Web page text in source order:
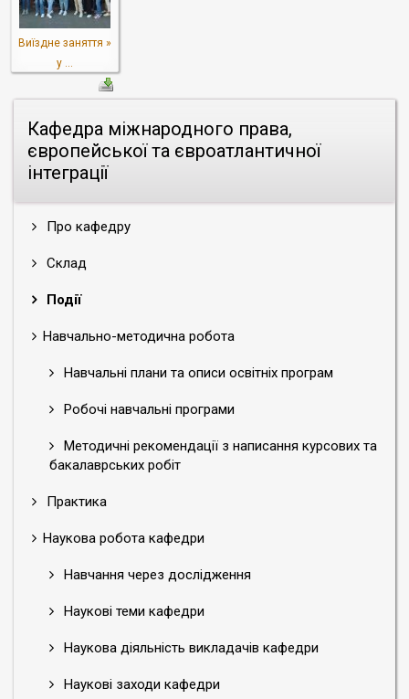
Кафедра міжнародного права,
європейської та євроатлантичної
інтеграції
Про кафедру
Склад
Події
Навчально-методична робота
Навчальні плани та описи освітніх програм
Робочі навчальні програми
Методичні рекомендації з написання курсових та
бакалаврських робіт
Практика
Наукова робота кафедри
Навчання через дослідження
Наукові теми кафедри
Наукова діяльність викладачів кафедри
Наукові заходи кафедри
Виїздне заняття »
у ...